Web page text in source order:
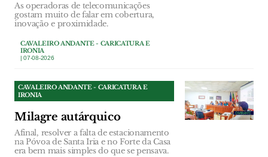
As operadoras de telecomunicações
gostam muito de falar em cobertura,
inovação e proximidade.
CAVALEIRO ANDANTE - CARICATURA E
IRONIA
| 07-08-2026
CAVALEIRO ANDANTE - CARICATURA E
IRONIA
Milagre autárquico
Afinal, resolver a falta de estacionamento
na Póvoa de Santa Iria e no Forte da Casa
era bem mais simples do que se pensava.